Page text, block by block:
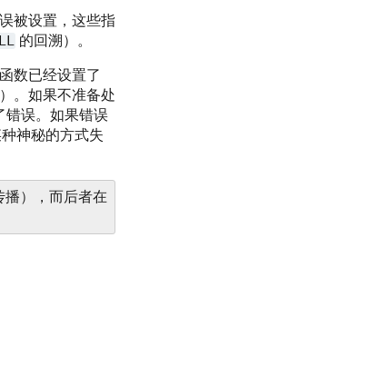
被设置，这些指
的回溯）。
数已经设置了
。如果不准备处
错误。如果错误
神秘的方式失
播），而后者在